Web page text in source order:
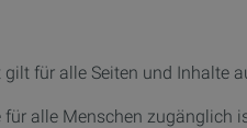
für alle Seiten und Inhalte
alle Menschen